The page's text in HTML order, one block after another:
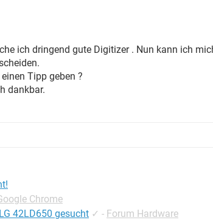
ich dringend gute Digitizer . Nun kann ich
Tipp geben ?
dankbar.
Chrome
42LD650 gesucht ✓ - Forum Hardware